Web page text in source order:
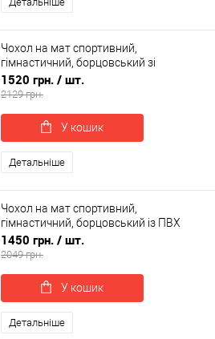
Чохол на мат спортивний,
гімнастичний, борцовський зі
шкірвінілу 100х200х10см OSPORT (OF-
0238)
1520 грн. / шт.
2129 грн.
У кошик
Детальніше
Чохол на мат спортивний,
гімнастичний, борцовський із ПВХ
тканини OSPORT 1м х 2м товщина 4-
10см (FI-0096)
1450 грн. / шт.
2049 грн.
У кошик
Детальніше